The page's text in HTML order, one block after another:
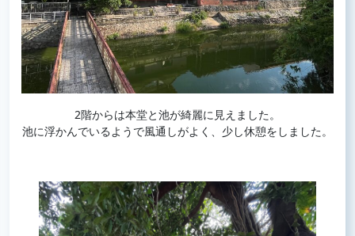
2階からは本堂と池が綺麗に見えました。
池に浮かんでいるようで風通しがよく、少し休憩をしました。